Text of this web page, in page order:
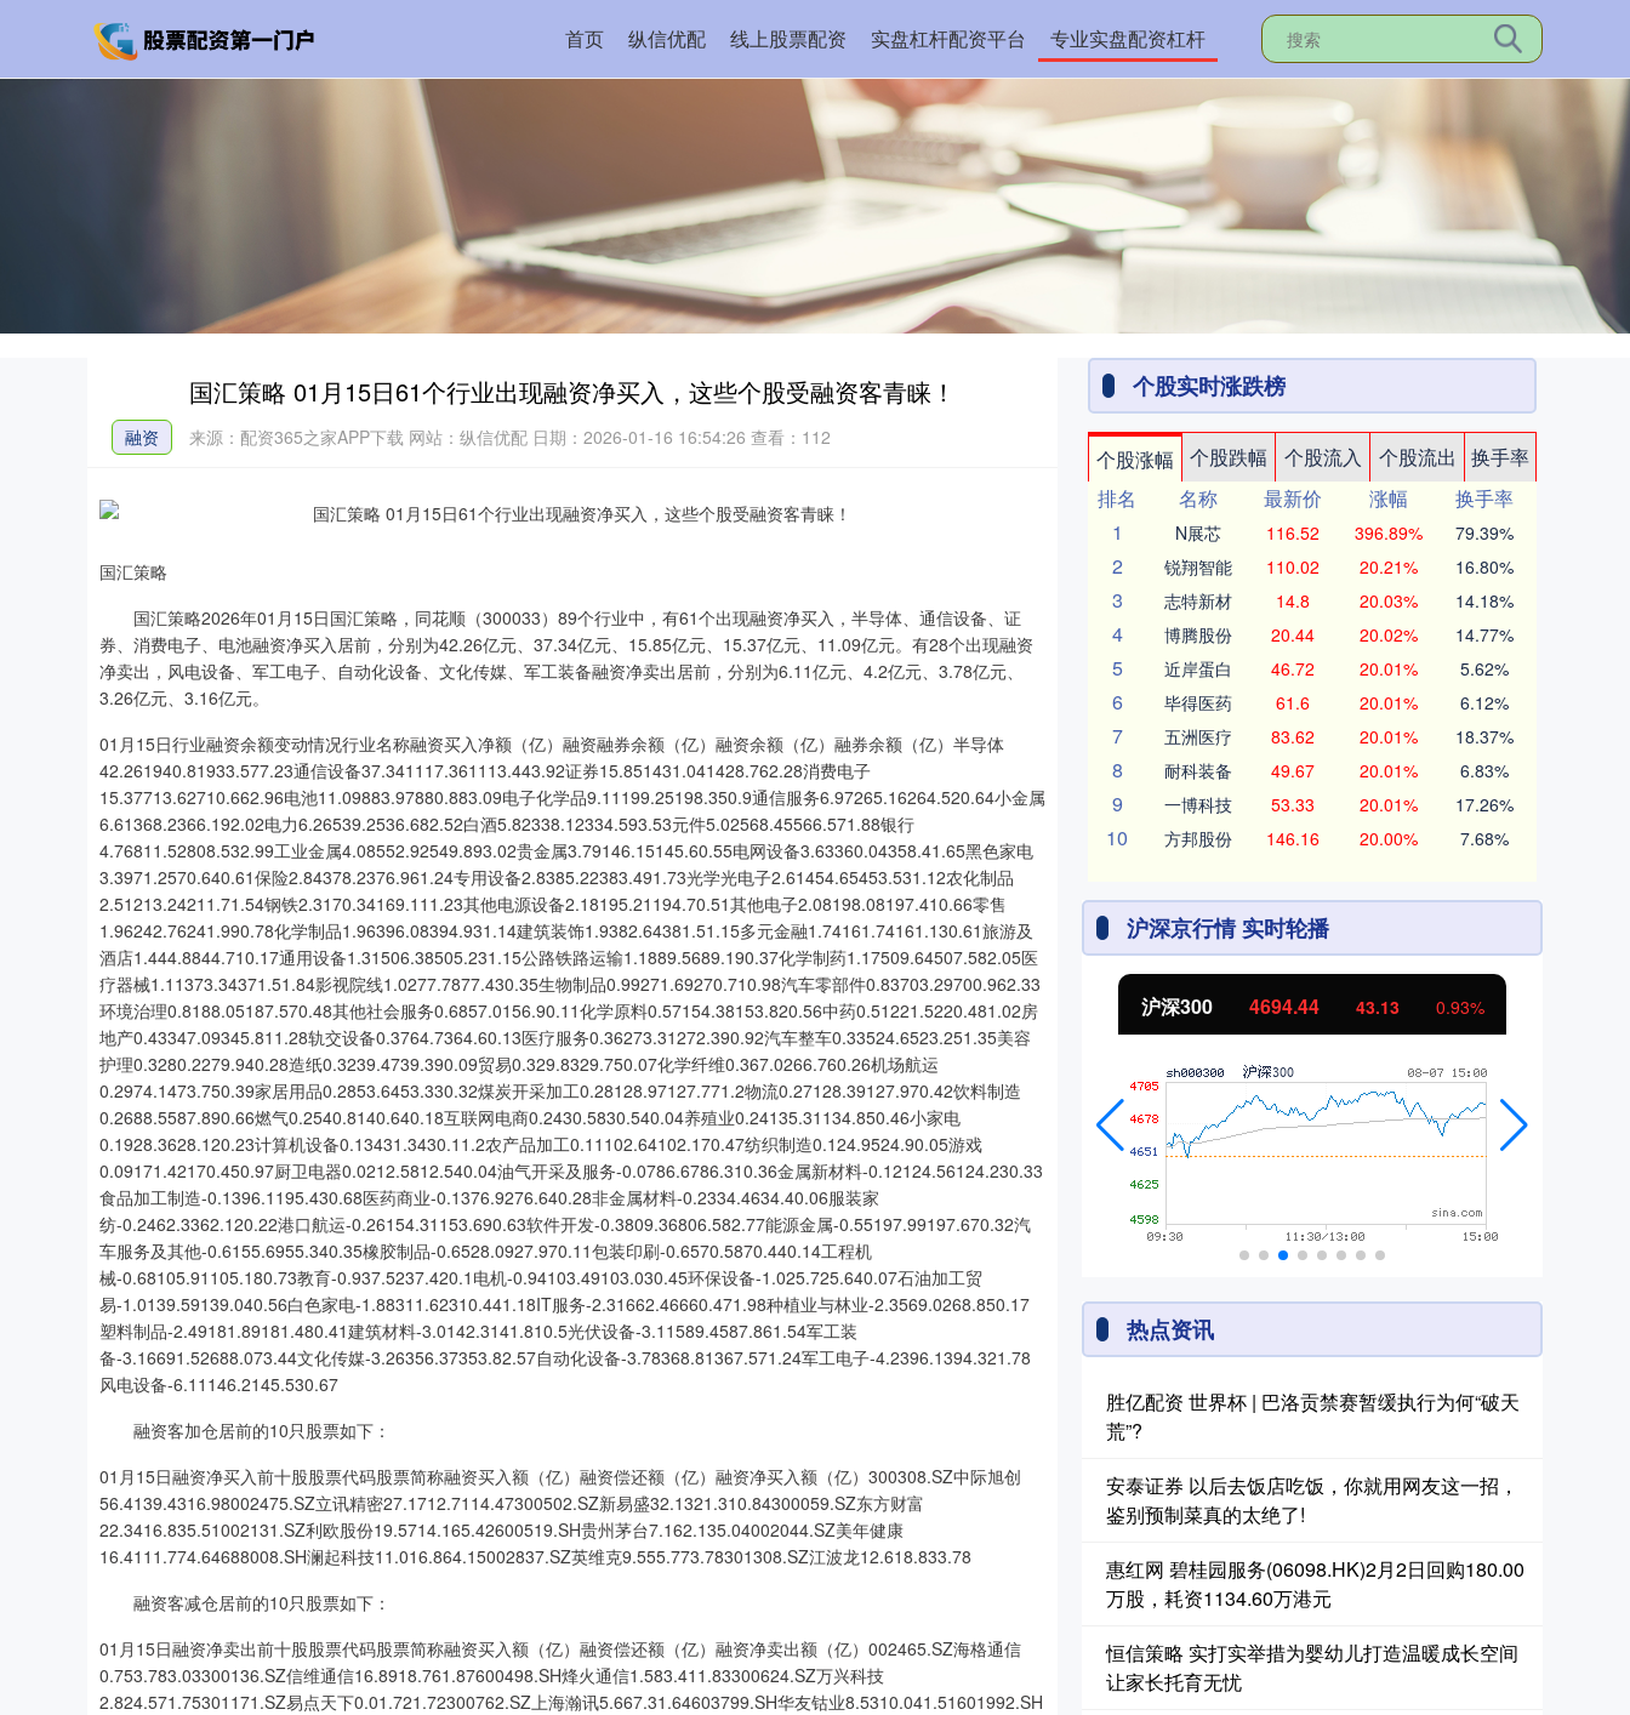
首页 纵信优配 线上股票配资 实盘杠杆配资平台 专业实盘配资杠杆
国汇策略 01月15日61个行业出现融资净买入，这些个股受融资客青睐！
融资 来源：配资365之家APP下载 网站：纵信优配 日期：2026-01-16 16:54:26 查看：112
国汇策略
国汇策略2026年01月15日国汇策略，同花顺（300033）89个行业中，有61个出现融资净买入，半导体、通信设备、证
券、消费电子、电池融资净买入居前，分别为42.26亿元、37.34亿元、15.85亿元、15.37亿元、11.09亿元。有28个出现融资
净卖出，风电设备、军工电子、自动化设备、文化传媒、军工装备融资净卖出居前，分别为6.11亿元、4.2亿元、3.78亿元、
3.26亿元、3.16亿元。
01月15日行业融资余额变动情况行业名称融资买入净额（亿）融资融券余额（亿）融资余额（亿）融券余额（亿）半导体
42.261940.81933.577.23通信设备37.341117.361113.443.92证券15.851431.041428.762.28消费电子
15.37713.62710.662.96电池11.09883.97880.883.09电子化学品9.11199.25198.350.9通信服务6.97265.16264.520.64小金属
6.61368.2366.192.02电力6.26539.2536.682.52白酒5.82338.12334.593.53元件5.02568.45566.571.88银行
4.76811.52808.532.99工业金属4.08552.92549.893.02贵金属3.79146.15145.60.55电网设备3.63360.04358.41.65黑色家电
3.3971.2570.640.61保险2.84378.2376.961.24专用设备2.8385.22383.491.73光学光电子2.61454.65453.531.12农化制品
2.51213.24211.71.54钢铁2.3170.34169.111.23其他电源设备2.18195.21194.70.51其他电子2.08198.08197.410.66零售
1.96242.76241.990.78化学制品1.96396.08394.931.14建筑装饰1.9382.64381.51.15多元金融1.74161.74161.130.61旅游及
酒店1.444.8844.710.17通用设备1.31506.38505.231.15公路铁路运输1.1889.5689.190.37化学制药1.17509.64507.582.05医
疗器械1.11373.34371.51.84影视院线1.0277.7877.430.35生物制品0.99271.69270.710.98汽车零部件0.83703.29700.962.33
环境治理0.8188.05187.570.48其他社会服务0.6857.0156.90.11化学原料0.57154.38153.820.56中药0.51221.5220.481.02房
地产0.43347.09345.811.28轨交设备0.3764.7364.60.13医疗服务0.36273.31272.390.92汽车整车0.33524.6523.251.35美容
护理0.3280.2279.940.28造纸0.3239.4739.390.09贸易0.329.8329.750.07化学纤维0.367.0266.760.26机场航运
0.2974.1473.750.39家居用品0.2853.6453.330.32煤炭开采加工0.28128.97127.771.2物流0.27128.39127.970.42饮料制造
0.2688.5587.890.66燃气0.2540.8140.640.18互联网电商0.2430.5830.540.04养殖业0.24135.31134.850.46小家电
0.1928.3628.120.23计算机设备0.13431.3430.11.2农产品加工0.11102.64102.170.47纺织制造0.124.9524.90.05游戏
0.09171.42170.450.97厨卫电器0.0212.5812.540.04油气开采及服务-0.0786.6786.310.36金属新材料-0.12124.56124.230.33
食品加工制造-0.1396.1195.430.68医药商业-0.1376.9276.640.28非金属材料-0.2334.4634.40.06服装家
纺-0.2462.3362.120.22港口航运-0.26154.31153.690.63软件开发-0.3809.36806.582.77能源金属-0.55197.99197.670.32汽
车服务及其他-0.6155.6955.340.35橡胶制品-0.6528.0927.970.11包装印刷-0.6570.5870.440.14工程机
械-0.68105.91105.180.73教育-0.937.5237.420.1电机-0.94103.49103.030.45环保设备-1.025.725.640.07石油加工贸
易-1.0139.59139.040.56白色家电-1.88311.62310.441.18IT服务-2.31662.46660.471.98种植业与林业-2.3569.0268.850.17
塑料制品-2.49181.89181.480.41建筑材料-3.0142.3141.810.5光伏设备-3.11589.4587.861.54军工装
备-3.16691.52688.073.44文化传媒-3.26356.37353.82.57自动化设备-3.78368.81367.571.24军工电子-4.2396.1394.321.78
风电设备-6.11146.2145.530.67
融资客加仓居前的10只股票如下：
01月15日融资净买入前十股股票代码股票简称融资买入额（亿）融资偿还额（亿）融资净买入额（亿）300308.SZ中际旭创
56.4139.4316.98002475.SZ立讯精密27.1712.7114.47300502.SZ新易盛32.1321.310.84300059.SZ东方财富
22.3416.835.51002131.SZ利欧股份19.5714.165.42600519.SH贵州茅台7.162.135.04002044.SZ美年健康
16.4111.774.64688008.SH澜起科技11.016.864.15002837.SZ英维克9.555.773.78301308.SZ江波龙12.618.833.78
融资客减仓居前的10只股票如下：
01月15日融资净卖出前十股股票代码股票简称融资买入额（亿）融资偿还额（亿）融资净卖出额（亿）002465.SZ海格通信
0.753.783.03300136.SZ信维通信16.8918.761.87600498.SH烽火通信1.583.411.83300624.SZ万兴科技
2.824.571.75301171.SZ易点天下0.01.721.72300762.SZ上海瀚讯5.667.31.64603799.SH华友钴业8.5310.041.51601992.SH
个股实时涨跌榜
个股涨幅 个股跌幅 个股流入 个股流出
换手率
排名
名称 最新价 涨幅
换手率
1
N展芯 116.52 396.89% 79.39%
2 锐翔智能 110.02 20.21% 16.80%
3 志特新材 14.8 20.03% 14.18%
4 博腾股份 20.44 20.02% 14.77%
5 近岸蛋白 46.72 20.01% 5.62%
6 毕得医药 61.6 20.01% 6.12%
7 五洲医疗 83.62 20.01% 18.37%
8 耐科装备 49.67 20.01% 6.83%
9 一博科技 53.33 20.01% 17.26%
10 方邦股份 146.16 20.00% 7.68%
沪深京行情 实时轮播
2.13% 上证指数 3940.04 39.68 1.02% 深证成指 14311.01 200.89 1.42% 沪深300 4694.44 43.13 0.93%
热点资讯
胜亿配资 世界杯 | 巴洛贡禁赛暂缓执行为何“破天
荒”?
安泰证券 以后去饭店吃饭，你就用网友这一招，
鉴别预制菜真的太绝了!
惠红网 碧桂园服务(06098.HK)2月2日回购180.00
万股，耗资1134.60万港元
恒信策略 实打实举措为婴幼儿打造温暖成长空间
让家长托育无忧